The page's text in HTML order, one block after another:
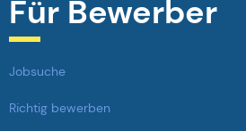
Für Bewerber
Jobsuche
Richtig bewerben